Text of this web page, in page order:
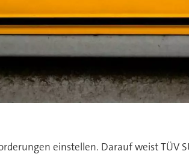
einstellen. Darauf weist TÜV